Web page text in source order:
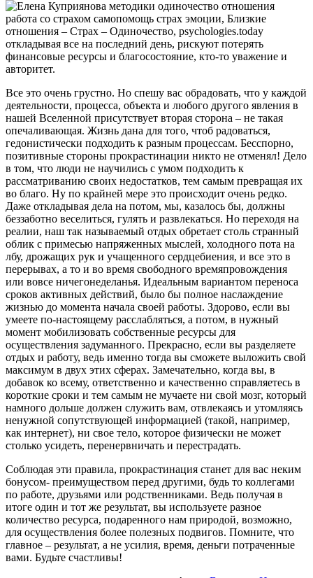
откладывая все на последний день, рискуют потерять
финансовые ресурсы и благосостояние, кто-то уважение и
авторитет.
Все это очень грустно. Но спешу вас обрадовать, что у каждой
деятельности, процесса, объекта и любого другого явления в
нашей Вселенной присутствует вторая сторона – не такая
опечаливающая. Жизнь дана для того, чтоб радоваться,
гедонистически подходить к разным процессам. Бесспорно,
позитивные стороны прокрастинации никто не отменял! Дело
в том, что люди не научились с умом подходить к
рассматриванию своих недостатков, тем самым превращая их
во благо. Ну по крайней мере это происходит очень редко.
Даже откладывая дела на потом, мы, казалось бы, должны
беззаботно веселиться, гулять и развлекаться. Но переходя на
реалии, наш так называемый отдых обретает столь странный
облик с примесью напряженных мыслей, холодного пота на
лбу, дрожащих рук и учащенного сердцебиения, и все это в
перерывах, а то и во время свободного времяпровождения
или вовсе ничегонеделанья. Идеальным вариантом переноса
сроков активных действий, было бы полное наслаждение
жизнью до момента начала своей работы. Здорово, если вы
умеете по-настоящему расслабляться, а потом, в нужный
момент мобилизовать собственные ресурсы для
осуществления задуманного. Прекрасно, если вы разделяете
отдых и работу, ведь именно тогда вы сможете выложить свой
максимум в двух этих сферах. Замечательно, когда вы, в
добавок ко всему, ответственно и качественно справляетесь в
короткие сроки и тем самым не мучаете ни свой мозг, который
намного дольше должен служить вам, отвлекаясь и утомляясь
ненужной сопутствующей информацией (такой, например,
как интернет), ни свое тело, которое физически не может
столько усидеть, перенервничать и перестрадать.
Соблюдая эти правила, прокрастинация станет для вас неким
бонусом- преимуществом перед другими, будь то коллегами
по работе, друзьями или родственниками. Ведь получая в
итоге один и тот же результат, вы используете разное
количество ресурса, подаренного нам природой, возможно,
для осуществления более полезных подвигов. Помните, что
главное – результат, а не усилия, время, деньги потраченные
вами. Будьте счастливы!